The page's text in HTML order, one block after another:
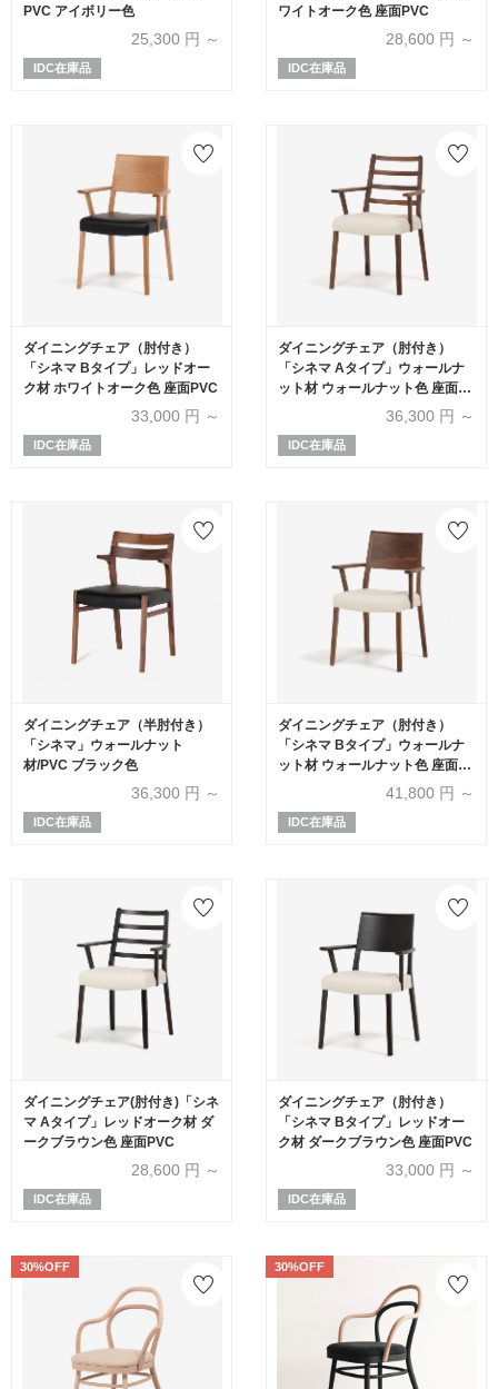
PVC アイボリー色
25,300 円 ～
IDC在庫品
ワイトオーク色 座面PVC
28,600 円 ～
IDC在庫品
ダイニングチェア（肘付き）
「シネマ Bタイプ」レッドオー
ク材 ホワイトオーク色 座面PVC
33,000 円 ～
IDC在庫品
ダイニングチェア（肘付き）
「シネマ Aタイプ」ウォールナ
ット材 ウォールナット色 座面
36,300 円 ～
IDC在庫品
ダイニングチェア（半肘付き）
「シネマ」ウォールナット
材/PVC ブラック色
36,300 円 ～
IDC在庫品
ダイニングチェア（肘付き）
「シネマ Bタイプ」ウォールナ
ット材 ウォールナット色 座面
41,800 円 ～
IDC在庫品
ダイニングチェア(肘付き)「シネ
マ Aタイプ」レッドオーク材 ダ
ークブラウン色 座面PVC
28,600 円 ～
IDC在庫品
ダイニングチェア（肘付き）
「シネマ Bタイプ」レッドオー
ク材 ダークブラウン色 座面PVC
33,000 円 ～
IDC在庫品
30%OFF 30%OFF